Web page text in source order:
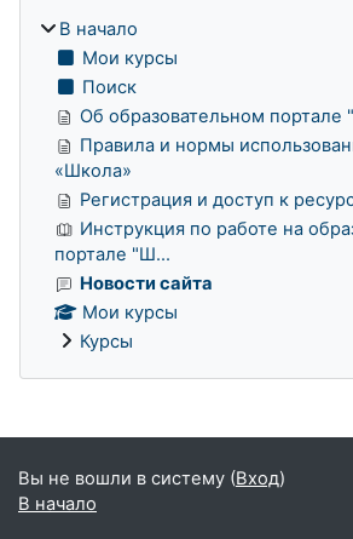
В начало
Мои курсы
Поиск
Об образовательном портале
Правила и нормы
«Школа»
Регистрация и доступ к
Инструкция по работе на
портале "Ш...
Новости сайта
Мои курсы
Курсы
Дополнительные блоки
Вы не вошли в систему (Вход)
В начало